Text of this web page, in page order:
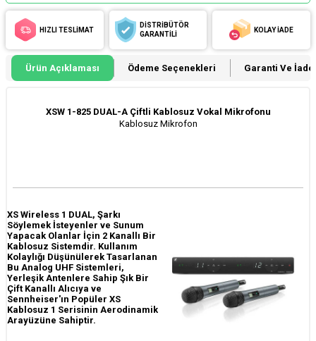
HIZLI TESLİMAT
DİSTRİBÜTÖR
GARANTİLİ
KOLAY İADE
Ürün Açıklaması Ödeme Seçenekleri Garanti Ve İade
XSW 1-825 DUAL-A Çiftli Kablosuz Vokal Mikrofonu
Kablosuz Mikrofon
XS Wireless 1 DUAL, Şarkı
Söylemek İsteyenler ve Sunum
Yapacak Olanlar İçin 2 Kanallı Bir
Kablosuz Sistemdir. Kullanım
Kolaylığı Düşünülerek Tasarlanan
Bu Analog UHF Sistemleri,
Yerleşik Antenlere Sahip Şık Bir
Çift Kanallı Alıcıya ve
Sennheiser'ın Popüler XS
Kablosuz 1 Serisinin Aerodinamik
Arayüzüne Sahiptir.